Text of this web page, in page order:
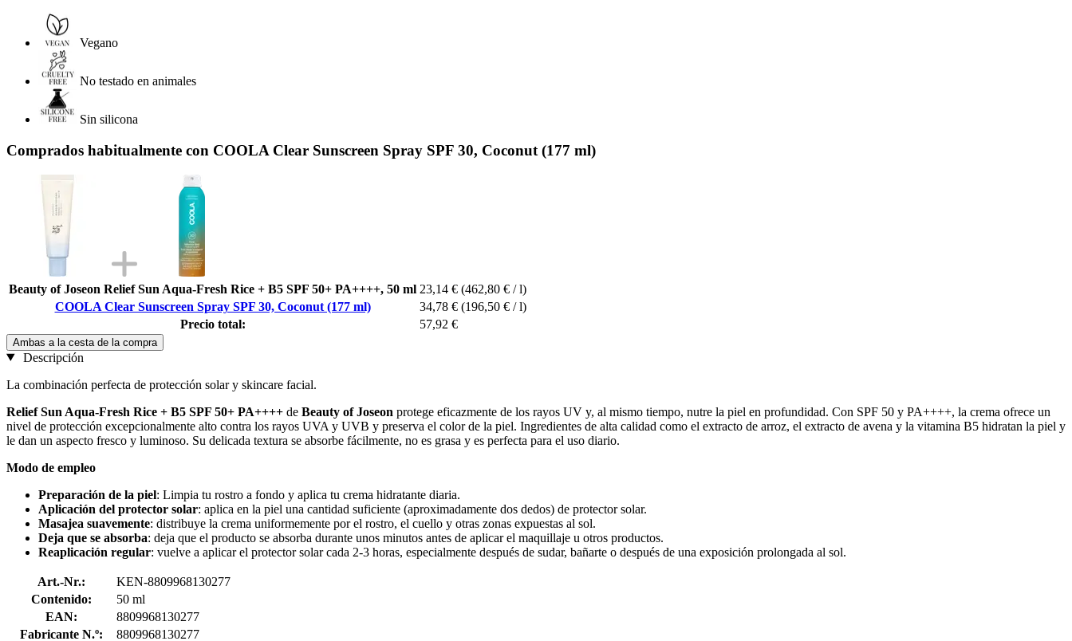
Vegano
No testado en animales
Sin silicona
Comprados habitualmente con COOLA Clear Sunscreen Spray SPF 30, Coconut (177 ml)
Beauty of Joseon Relief Sun Aqua-Fresh Rice + B5 SPF 50+ PA++++, 50 ml 23,14 € (462,80 € / l)
COOLA Clear Sunscreen Spray SPF 30, Coconut (177 ml)
34,78 € (196,50 € / l)
Precio total:
57,92 €
Ambas a la cesta de la compra
Descripción
La combinación perfecta de protección solar y skincare facial.
Relief Sun Aqua-Fresh Rice + B5 SPF 50+ PA++++ de Beauty of Joseon protege eficazmente de los rayos UV y, al mismo tiempo, nutre la piel en profundidad. Con SPF 50 y PA++++, la crema ofrece un
nivel de protección excepcionalmente alto contra los rayos UVA y UVB y preserva el color de la piel. Ingredientes de alta calidad como el extracto de arroz, el extracto de avena y la vitamina B5 hidratan la piel y
le dan un aspecto fresco y luminoso. Su delicada textura se absorbe fácilmente, no es grasa y es perfecta para el uso diario.
Modo de empleo
Preparación de la piel: Limpia tu rostro a fondo y aplica tu crema hidratante diaria.
Aplicación del protector solar: aplica en la piel una cantidad suficiente (aproximadamente dos dedos) de protector solar.
Masajea suavemente: distribuye la crema uniformemente por el rostro, el cuello y otras zonas expuestas al sol.
Deja que se absorba: deja que el producto se absorba durante unos minutos antes de aplicar el maquillaje u otros productos.
Reaplicación regular: vuelve a aplicar el protector solar cada 2-3 horas, especialmente después de sudar, bañarte o después de una exposición prolongada al sol.
Art.-Nr.:
KEN-8809968130277
Contenido:
50 ml
EAN:
8809968130277
Fabricante N.º:
8809968130277